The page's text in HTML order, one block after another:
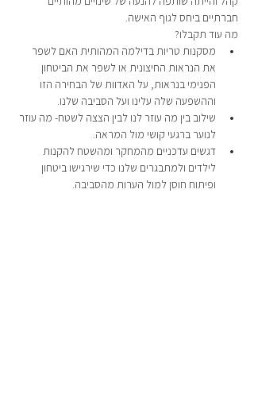
חברתיים ביחס לגוף האישה.
מה עוד תקבלו?
מסקנות טריות בדילמה המהותית האם לשפר
את הנראות החיצונית או לשפר את הביטחון
הפנימי בנראות, על האדוות של הבחירה הזו
וההשפעה שלה עלינו ועל הסביבה שלנו.
שילוב בין מה עוזר לנו לבין הצצה לשטח- מה עוזר
לנוער ברגעי קושי מול המראה.
דגשים עדכניים מהמחקר ומהשטח להקנות
לילדים ולמתבגרים שלנו כדי שירגישו ביטחון
ופיתוח חוסן למול הערות מהסביבה.